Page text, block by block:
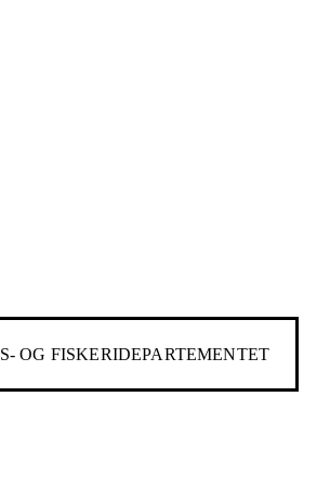
OG FISKERIDEPARTEMENTET